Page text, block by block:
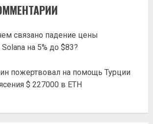
связано падение цены
на 5% до $83?
пожертвовал на помощь Турции
$ 227000 в ETH